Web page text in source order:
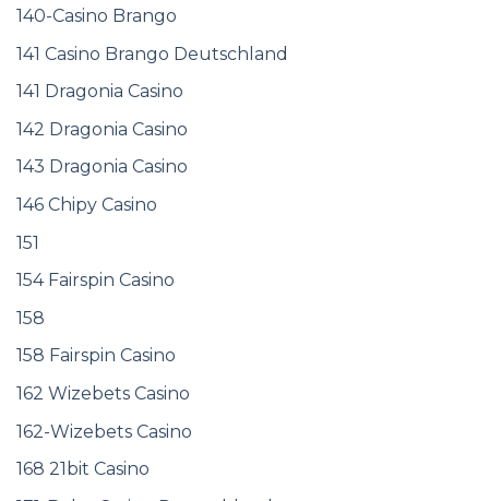
140-Casino Brango
141 Casino Brango Deutschland
141 Dragonia Casino
142 Dragonia Casino
143 Dragonia Casino
146 Chipy Casino
151
154 Fairspin Casino
158
158 Fairspin Casino
162 Wizebets Casino
162-Wizebets Casino
168 21bit Casino